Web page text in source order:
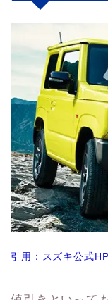
引用：スズキ公式HP